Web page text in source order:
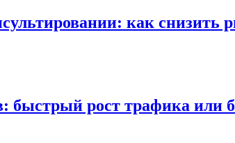
как снизить
быстрый рост трафика или